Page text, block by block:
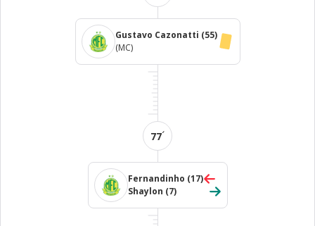
Gustavo Cazonatti (55)
(MC)
77´
Fernandinho (17)
Shaylon (7)